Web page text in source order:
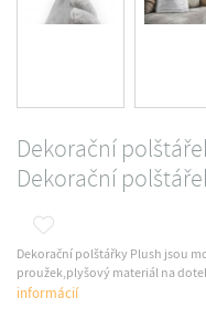
Dekorační
Dekorační
Dekorační polštářky Plush jsou
proužek,plyšový materiál na
informácií